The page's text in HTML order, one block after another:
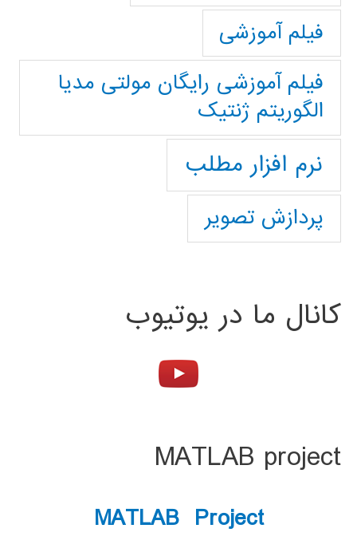
فیلم آموزشی
فیلم آموزشی رایگان مولتی مدیا
الگوریتم ژنتیک
نرم افزار مطلب
پردازش تصویر
کانال ما در یوتیوب
MATLAB project
MATLAB Project